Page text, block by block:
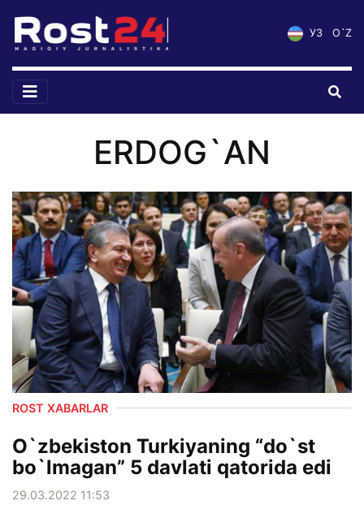
УЗ O`Z
ERDOG`AN
ROST XABARLAR
O`zbekiston Turkiyaning “do`st
bo`lmagan” 5 davlati qatorida edi
29.03.2022 11:53